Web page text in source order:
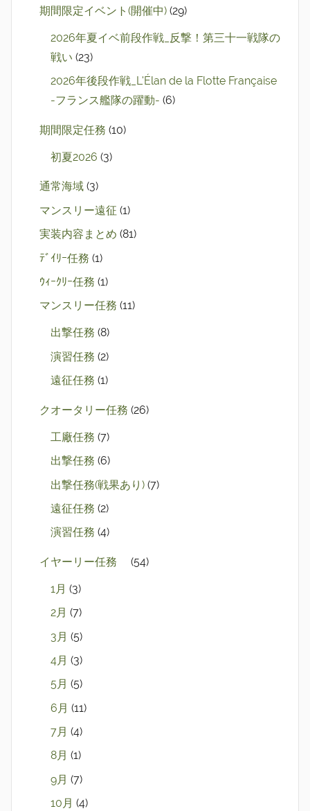
期間限定イベント(開催中) (29)
2026年夏イベ前段作戦_反撃！第三十一戦隊の
戦い (23)
2026年後段作戦_L'Élan de la Flotte Française
-フランス艦隊の躍動- (6)
期間限定任務 (10)
初夏2026 (3)
通常海域 (3)
マンスリー遠征 (1)
実装内容まとめ (81)
ﾃﾞｲﾘｰ任務 (1)
ｳｨｰｸﾘｰ任務 (1)
マンスリー任務 (11)
出撃任務 (8)
演習任務 (2)
遠征任務 (1)
クオータリー任務 (26)
工廠任務 (7)
出撃任務 (6)
出撃任務(戦果あり) (7)
遠征任務 (2)
演習任務 (4)
イヤーリー任務 (54)
1月 (3)
2月 (7)
3月 (5)
4月 (3)
5月 (5)
6月 (11)
7月 (4)
8月 (1)
9月 (7)
10月 (4)